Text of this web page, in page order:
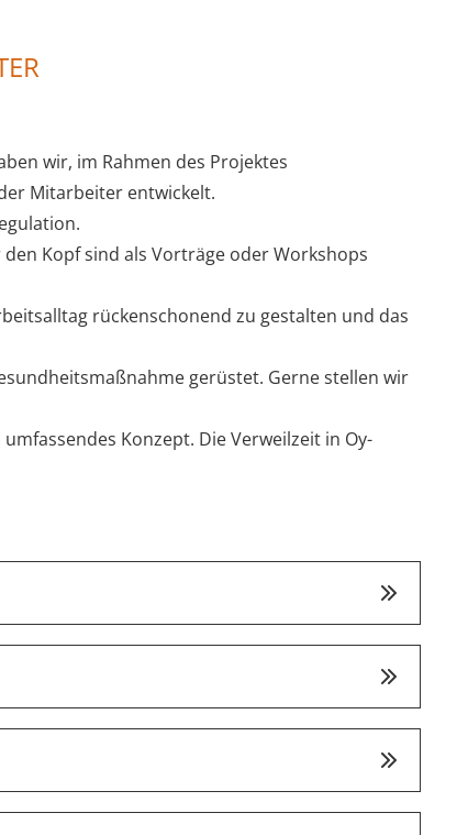
wir, im Rahmen des Projektes
Mitarbeiter entwickelt.
Kopf sind als Vorträge oder Workshops
rückenschonend zu gestalten und das
gerüstet. Gerne stellen wir
Konzept. Die Verweilzeit in Oy-